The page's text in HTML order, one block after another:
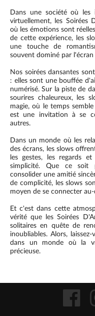
Dans une société où
virtuellement, les Soirées
où les émotions sont
de cette expérience, les
une touche de
souvent dominé par
Nos soirées dansantes
: elles sont une bouffée
numérisé. Sur la piste de
sourires chaleureux, les
magie, où le temps
est une invitation à se
autres.
Dans un monde où les
des écrans, les slows
les gestes, les regards
simplicité. Que ce soit
consolider une amitié
de complicité, les slows
moyen de se connecter
Et c'est dans cette
vérité que les Soirées
solitaires en quête de
inoubliables. Alors,
dans un monde où la
précieuse.